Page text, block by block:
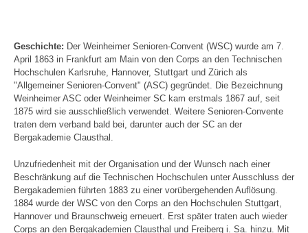
Geschichte: Der Weinheimer Senioren-Convent (WSC) wurde am 7.
April 1863 in Frankfurt am Main von den Corps an den Technischen
Hochschulen Karlsruhe, Hannover, Stuttgart und Zürich als
"Allgemeiner Senioren-Convent" (ASC) gegründet. Die Bezeichnung
Weinheimer ASC oder Weinheimer SC kam erstmals 1867 auf, seit
1875 wird sie ausschließlich verwendet. Weitere Senioren-Convente
traten dem verband bald bei, darunter auch der SC an der
Bergakademie Clausthal.
Unzufriedenheit mit der Organisation und der Wunsch nach einer
Beschränkung auf die Technischen Hochschulen unter Ausschluss der
Bergakademien führten 1883 zu einer vorübergehenden Auflösung.
1884 wurde der WSC von den Corps an den Hochschulen Stuttgart,
Hannover und Braunschweig erneuert. Erst später traten auch wieder
Corps an den Bergakademien Clausthal und Freiberg i. Sa. hinzu. Mit